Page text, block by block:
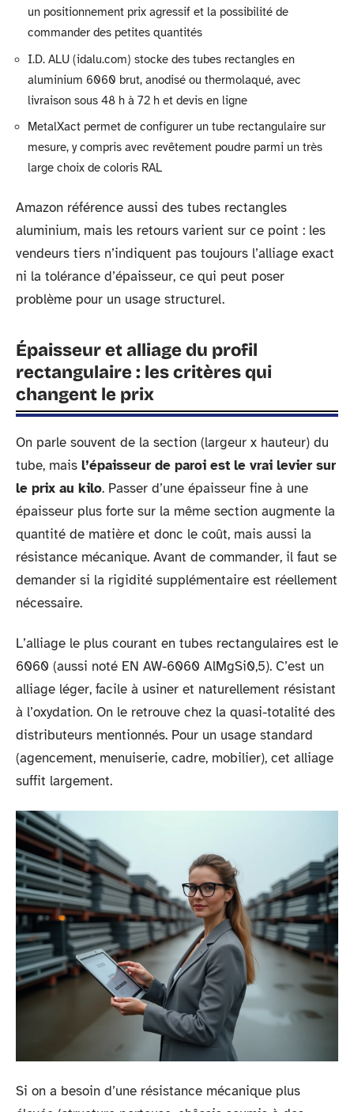
un positionnement prix agressif et la possibilité de
commander des petites quantités
I.D. ALU (idalu.com) stocke des tubes rectangles en
aluminium 6060 brut, anodisé ou thermolaqué, avec
livraison sous 48 h à 72 h et devis en ligne
MetalXact permet de configurer un tube rectangulaire sur
mesure, y compris avec revêtement poudre parmi un très
large choix de coloris RAL
Amazon référence aussi des tubes rectangles
aluminium, mais les retours varient sur ce point : les
vendeurs tiers n’indiquent pas toujours l’alliage exact
ni la tolérance d’épaisseur, ce qui peut poser
problème pour un usage structurel.
Épaisseur et alliage du profil
rectangulaire : les critères qui
changent le prix
On parle souvent de la section (largeur x hauteur) du
tube, mais l’épaisseur de paroi est le vrai levier sur
le prix au kilo. Passer d’une épaisseur fine à une
épaisseur plus forte sur la même section augmente la
quantité de matière et donc le coût, mais aussi la
résistance mécanique. Avant de commander, il faut se
demander si la rigidité supplémentaire est réellement
nécessaire.
L’alliage le plus courant en tubes rectangulaires est le
6060 (aussi noté EN AW-6060 AlMgSi0,5). C’est un
alliage léger, facile à usiner et naturellement résistant
à l’oxydation. On le retrouve chez la quasi-totalité des
distributeurs mentionnés. Pour un usage standard
(agencement, menuiserie, cadre, mobilier), cet alliage
suffit largement.
Si on a besoin d’une résistance mécanique plus